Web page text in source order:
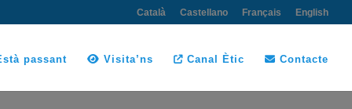
Català Castellano Français English
passant Visita’ns Canal Ètic Contacte